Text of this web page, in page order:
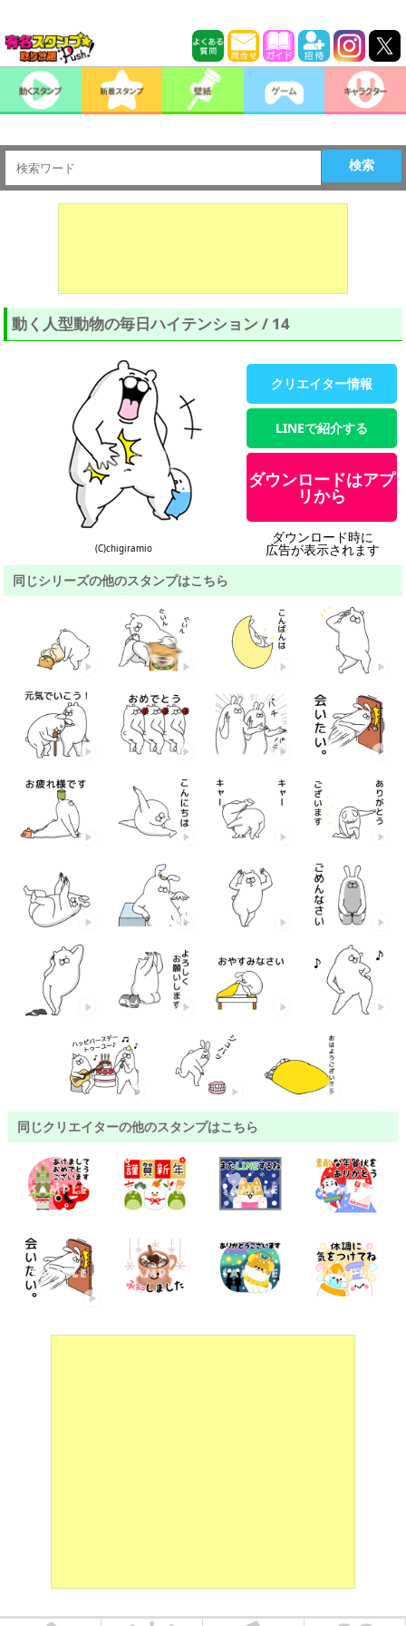
検索
動く人型動物の毎日ハイテンション / 14
(C)chigiramio
クリエイター情報
LINEで紹介する
ダウンロードはアプ
リから
ダウンロード時に
広告が表示されます
同じシリーズの他のスタンプはこちら
同じクリエイターの他のスタンプはこちら